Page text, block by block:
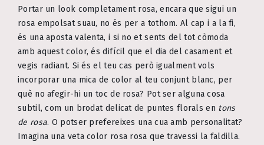
Portar un look completament rosa, encara que sigui un
rosa empolsat suau, no és per a tothom. Al cap i a la fi,
és una aposta valenta, i si no et sents del tot còmoda
amb aquest color, és difícil que el dia del casament et
vegis radiant. Si és el teu cas però igualment vols
incorporar una mica de color al teu conjunt blanc, per
què no afegir-hi un toc de rosa? Pot ser alguna cosa
subtil, com un brodat delicat de puntes florals en tons
de rosa. O potser prefereixes una cua amb personalitat?
Imagina una veta color rosa rosa que travessi la faldilla.